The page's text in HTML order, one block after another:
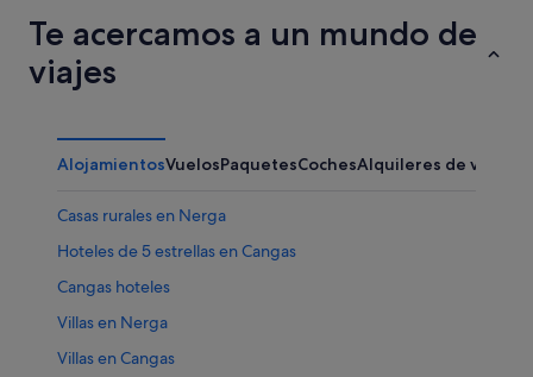
Te acercamos a un mundo de
viajes
AlojamientosVuelosPaquetesCochesAlquileres de
Casas rurales en Nerga
Hoteles de 5 estrellas en Cangas
Cangas hoteles
Villas en Nerga
Villas en Cangas